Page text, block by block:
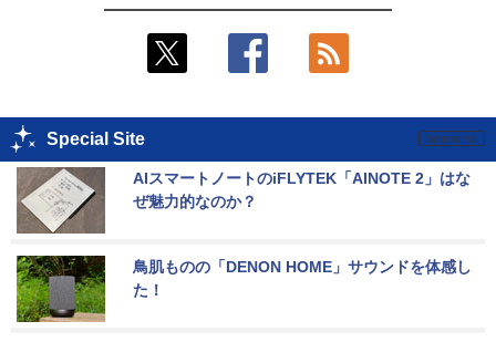
Special Site
AIスマートノートのiFLYTEK「AINOTE 2」はな
ぜ魅力的なのか？
鳥肌ものの「DENON HOME」サウンドを体感し
た！